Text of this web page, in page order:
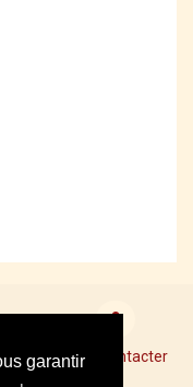
garantirNous contacter